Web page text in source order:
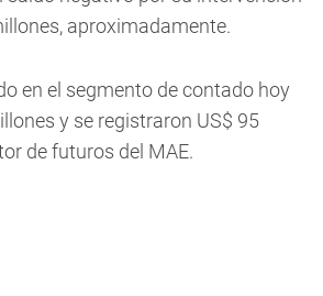
aproximadamente.
en el segmento de contado hoy
y se registraron US$ 95
de futuros del MAE.